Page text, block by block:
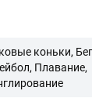
коньки,
Плавание,